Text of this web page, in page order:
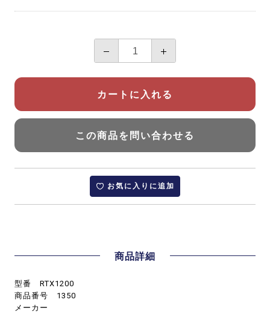
カートに入れる
この商品を問い合わせる
お気に入りに追加
商品詳細
型番 RTX1200
商品番号 1350
メーカー